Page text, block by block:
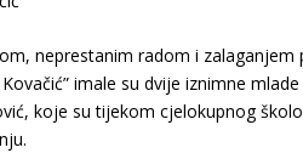
neprestanim radom i zalaganjem
imale su dvije iznimne
, koje su tijekom cjelokupnog